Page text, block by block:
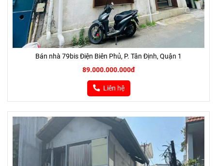
Bán nhà 79bis Điện Biên Phủ, P. Tân Định, Quận 1
89.000.000.000đ
Liên hệ